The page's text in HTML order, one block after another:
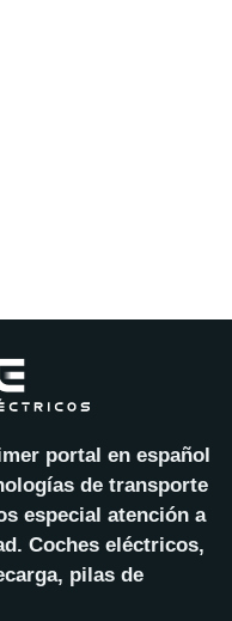
portal en español
de transporte
especial atención a
Coches eléctricos,
pilas de